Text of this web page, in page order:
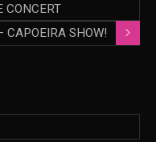
CONCERT
CAPOEIRA SHOW!